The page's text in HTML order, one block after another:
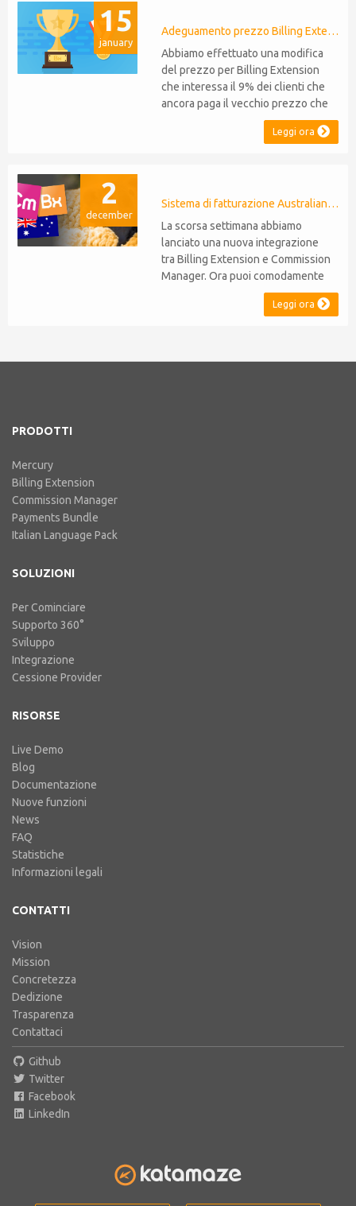
rinunciare a funzionalità Supporto
P...
15
january
Adeguamento prezzo Billing Extension
Abbiamo effettuato una modifica
del prezzo per Billing Extension
che interessa il 9% dei clienti che
ancora paga il vecchio prezzo che
anni fa è stato portato da 95 a 149
euro annui. Era il 2014 quando
corso degli anni Billing Extension
non...
Leggi ora
2
december
Sistema di fatturazione Australiano per WHMCS
La scorsa settimana abbiamo
lanciato una nuova integrazione
tra Billing Extension e Commission
Manager. Ora puoi comodamente
emettere note di credito in linea
con il sistema fiscale Australiano.
by Supplier e 47% Withholding.
Leggi ora
PRODOTTI
Mercury
Billing Extension
Commission Manager
Payments Bundle
Italian Language Pack
SOLUZIONI
Per Cominciare
Supporto 360°
Sviluppo
Integrazione
Cessione Provider
RISORSE
Live Demo
Blog
Documentazione
Nuove funzioni
News
FAQ
Statistiche
Informazioni legali
CONTATTI
Vision
Mission
Concretezza
Dedizione
Trasparenza
Contattaci
Github
Twitter
Facebook
LinkedIn